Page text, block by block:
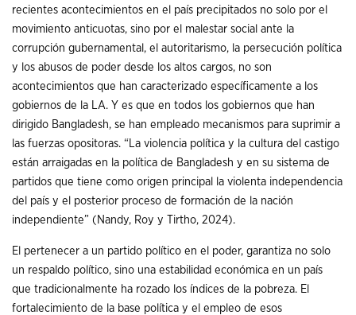
recientes acontecimientos en el país precipitados no solo por el
movimiento anticuotas, sino por el malestar social ante la
corrupción gubernamental, el autoritarismo, la persecución política
y los abusos de poder desde los altos cargos, no son
acontecimientos que han caracterizado específicamente a los
gobiernos de la LA. Y es que en todos los gobiernos que han
dirigido Bangladesh, se han empleado mecanismos para suprimir a
las fuerzas opositoras. “La violencia política y la cultura del castigo
están arraigadas en la política de Bangladesh y en su sistema de
partidos que tiene como origen principal la violenta independencia
del país y el posterior proceso de formación de la nación
independiente” (Nandy, Roy y Tirtho, 2024).
El pertenecer a un partido político en el poder, garantiza no solo
un respaldo político, sino una estabilidad económica en un país
que tradicionalmente ha rozado los índices de la pobreza. El
fortalecimiento de la base política y el empleo de esos